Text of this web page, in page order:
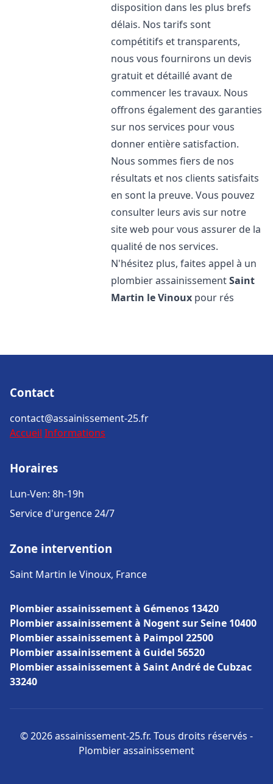
disposition dans les plus brefs
délais. Nos tarifs sont
compétitifs et transparents,
nous vous fournirons un devis
gratuit et détaillé avant de
commencer les travaux. Nous
offrons également des garanties
sur nos services pour vous
donner entière satisfaction.
Nous sommes fiers de nos
résultats et nos clients satisfaits
en sont la preuve. Vous pouvez
consulter leurs avis sur notre
site web pour vous assurer de la
qualité de nos services.
N'hésitez plus, faites appel à un
plombier assainissementSaint
Martin le Vinoux pour rés
Contact
contact@assainissement-25.fr
Accueil Informations
Horaires
Lun-Ven: 8h-19h
Service d'urgence 24/7
Zone intervention
Saint Martin le Vinoux, France
Plombier assainissement à Gémenos 13420
Plombier assainissement à Nogent sur Seine 10400
Plombier assainissement à Paimpol 22500
Plombier assainissement à Guidel 56520
Plombier assainissement à Saint André de Cubzac
33240
© 2026 assainissement-25.fr. Tous droits réservés -
Plombier assainissement